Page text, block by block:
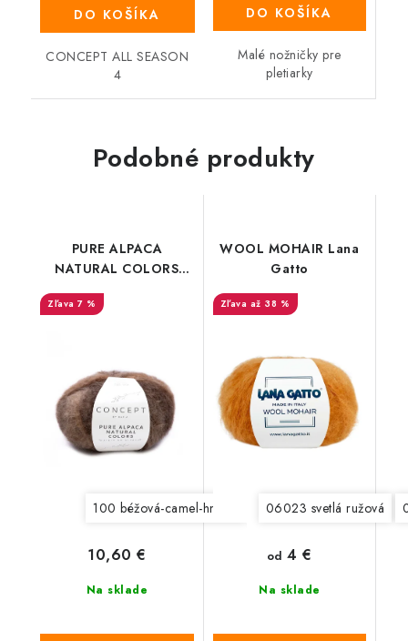
DO KOŠÍKA
CONCEPT ALL SEASON
4
DO KOŠÍKA
Malé nožničky pre
pletiarky
Podobné produkty
PURE ALPACA
NATURAL COLORS
7 %
100 béžová-camel-hnedá 101 ecru-mink-hnedá
Na sklade
10,60 €
WOOL MOHAIR Lana
Gatto
až 38 %
06023 svetlá ružová
Na sklade
od 4 €